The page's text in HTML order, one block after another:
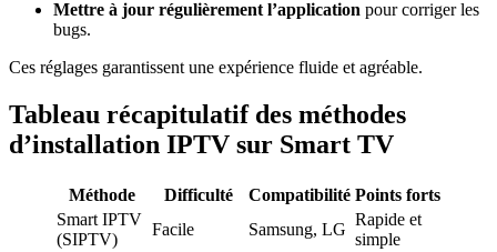
Mettre à jour régulièrement l’application pour corriger les
bugs.
Ces réglages garantissent une expérience fluide et agréable.
Tableau récapitulatif des méthodes
d’installation IPTV sur Smart TV
Méthode Difficulté Compatibilité Points forts
Smart IPTV
(SIPTV)
Facile Samsung, LG
Rapide et
simple